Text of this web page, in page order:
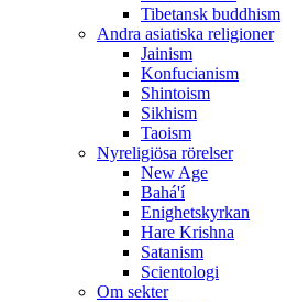
Tibetansk buddhism
Andra asiatiska religioner
Jainism
Konfucianism
Shintoism
Sikhism
Taoism
Nyreligiösa rörelser
New Age
Bahá'í
Enighetskyrkan
Hare Krishna
Satanism
Scientologi
Om sekter